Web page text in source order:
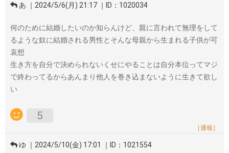
あ ｜2024/5/6(月) 21:17 ｜ID：1020034
何のために結婚したいのか知らんけど、親に言われて無理をして
るような奴に結婚される男性とそんな母親から生まれる子供が可
哀想
生き方を自分で決められないくせにやることは自分本位ってマジ
で終わってるからあんまり他人を巻き込まないように生きて欲し
い
5
［通報］
ゆ ｜2024/5/10(金) 17:01 ｜ID：1021554